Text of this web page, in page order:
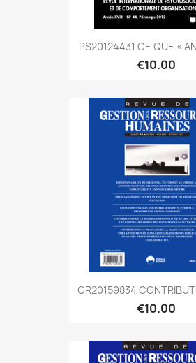
PS20124431 CE QUE «
€10.00
GR20159834
€10.00